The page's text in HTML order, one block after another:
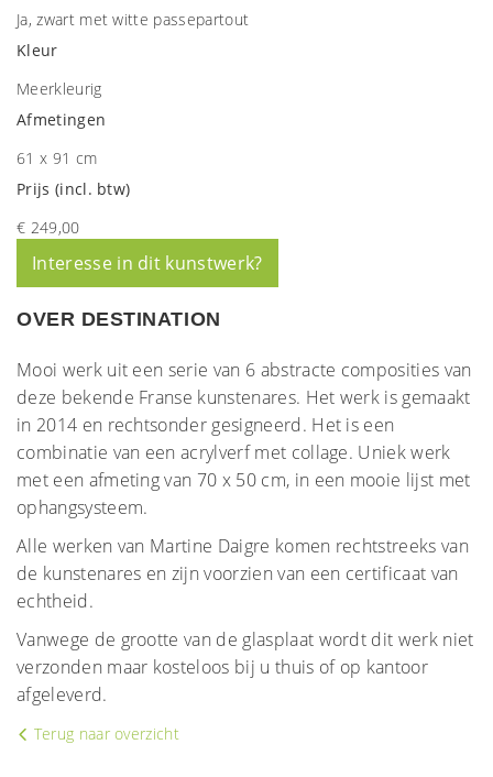
Ja, zwart met witte passepartout
Kleur
Meerkleurig
Afmetingen
61 x 91 cm
Prijs (incl. btw)
€ 249,00
Interesse in dit kunstwerk?
OVER DESTINATION
Mooi werk uit een serie van 6 abstracte composities van
deze bekende Franse kunstenares. Het werk is gemaakt
in 2014 en rechtsonder gesigneerd. Het is een
combinatie van een acrylverf met collage. Uniek werk
met een afmeting van 70 x 50 cm, in een mooie lijst met
ophangsysteem.
Alle werken van Martine Daigre komen rechtstreeks van
de kunstenares en zijn voorzien van een certificaat van
echtheid.
Vanwege de grootte van de glasplaat wordt dit werk niet
verzonden maar kosteloos bij u thuis of op kantoor
afgeleverd.
Terug naar overzicht